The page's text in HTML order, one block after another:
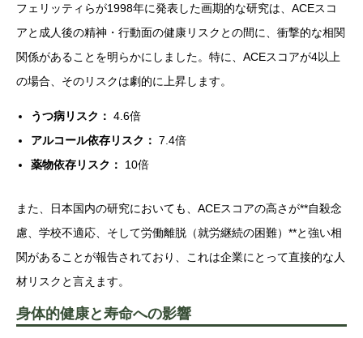
フェリッティらが1998年に発表した画期的な研究は、ACEスコ
アと成人後の精神・行動面の健康リスクとの間に、衝撃的な相関
関係があることを明らかにしました。特に、ACEスコアが4以上
の場合、そのリスクは劇的に上昇します。
うつ病リスク： 4.6倍
アルコール依存リスク： 7.4倍
薬物依存リスク：
10倍
また、日本国内の研究においても、ACEスコアの高さが**自殺念
慮、学校不適応、そして労働離脱（就労継続の困難）**と強い相
関があることが報告されており、これは企業にとって直接的な人
材リスクと言えます。
身体的健康と寿命への影響